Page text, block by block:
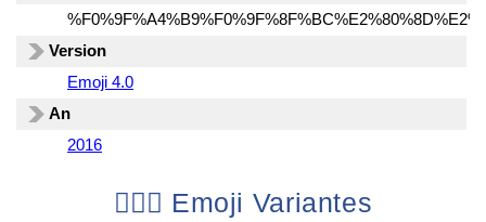
Version
Emoji 4.0
An
2016
🤹🏼‍♂️ Emoji Variantes